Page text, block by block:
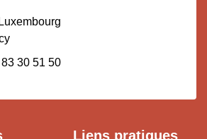
30 51 50
Liens pratiques